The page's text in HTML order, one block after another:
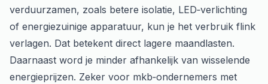
verduurzamen, zoals betere isolatie, LED‑verlichting
of energiezuinige apparatuur, kun je het verbruik flink
verlagen. Dat betekent direct lagere maandlasten.
Daarnaast word je minder afhankelijk van wisselende
energieprijzen. Zeker voor mkb‑ondernemers met